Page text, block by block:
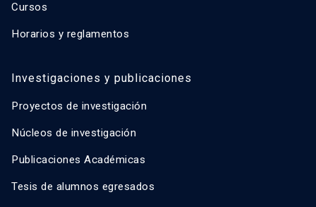
Cursos
Horarios y reglamentos
Investigaciones y publicaciones
Proyectos de investigación
Núcleos de investigación
Publicaciones Académicas
Tesis de alumnos egresados